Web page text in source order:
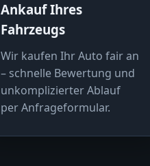
Ankauf Ihres
Fahrzeugs
Wir kaufen Ihr Auto fair an
– schnelle Bewertung und
unkomplizierter Ablauf
per Anfrageformular.